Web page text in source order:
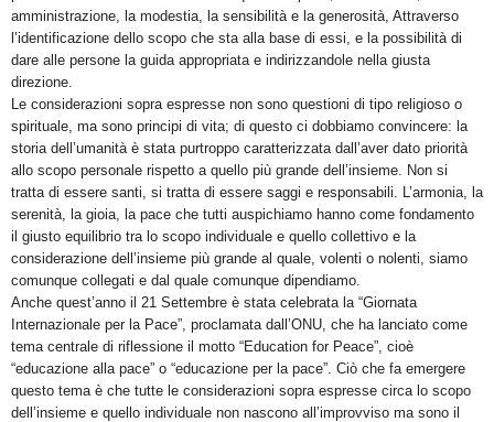
amministrazione, la modestia, la sensibilità e la generosità, Attraverso
l’identificazione dello scopo che sta alla base di essi, e la possibilità di
dare alle persone la guida appropriata e indirizzandole nella giusta
direzione.
Le considerazioni sopra espresse non sono questioni di tipo religioso o
spirituale, ma sono principi di vita; di questo ci dobbiamo convincere: la
storia dell’umanità è stata purtroppo caratterizzata dall’aver dato priorità
allo scopo personale rispetto a quello più grande dell’insieme. Non si
tratta di essere santi, si tratta di essere saggi e responsabili. L’armonia, la
serenità, la gioia, la pace che tutti auspichiamo hanno come fondamento
il giusto equilibrio tra lo scopo individuale e quello collettivo e la
considerazione dell’insieme più grande al quale, volenti o nolenti, siamo
comunque collegati e dal quale comunque dipendiamo.
Anche quest’anno il 21 Settembre è stata celebrata la “Giornata
Internazionale per la Pace”, proclamata dall’ONU, che ha lanciato come
tema centrale di riflessione il motto “Education for Peace”, cioè
“educazione alla pace” o “educazione per la pace”. Ciò che fa emergere
questo tema è che tutte le considerazioni sopra espresse circa lo scopo
dell’insieme e quello individuale non nascono all’improvviso ma sono il